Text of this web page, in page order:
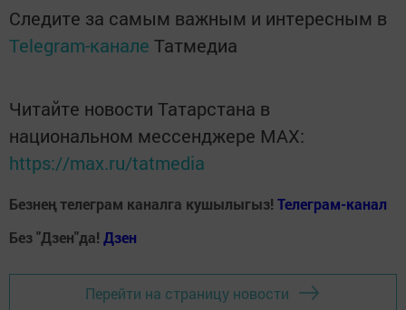
Следите за самым важным и интересным в
Telegram-канале Татмедиа
Читайте новости Татарстана в
национальном мессенджере MАХ:
https://max.ru/tatmedia
Безнең телеграм каналга кушылыгыз! Телеграм-канал
Без "Дзен"да! Дзен
Перейти на страницу новости